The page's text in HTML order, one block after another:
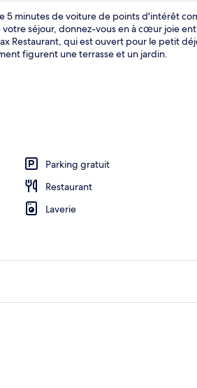
5 minutes de voiture de points d'intérêt
séjour, donnez-vous en à cœur joie
Restaurant, qui est ouvert pour le petit
figurent une terrasse et un jardin.
Parking gratuit
Restaurant
Laverie